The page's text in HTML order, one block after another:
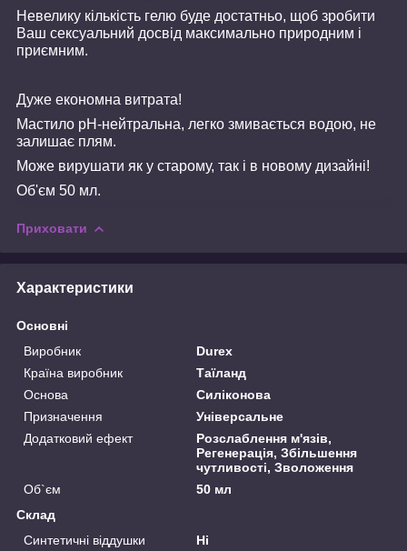
Невелику кількість гелю буде достатньо, щоб зробити
Ваш сексуальний досвід максимально природним і
приємним.
Дуже економна витрата!
Мастило pH-нейтральна, легко змивається водою, не
залишає плям.
Може вирушати як у старому, так і в новому дизайні!
Об'єм 50 мл.
Приховати
Характеристики
Основні
Виробник
Durex
Країна виробник
Таїланд
Основа
Силіконова
Призначення
Універсальне
Додатковий ефект
Розслаблення м'язів,
Регенерація, Збільшення
чутливості, Зволоження
Об`єм
50 мл
Склад
Синтетичні віддушки
Ні